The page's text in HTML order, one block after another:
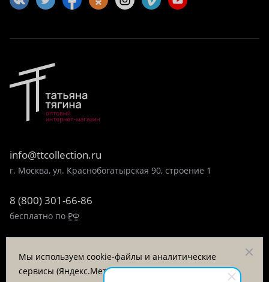
info@ttcollection.ru
г. Москва, ул. Краснобогатырская 90, строение 1
8 (800) 301-66-86
бесплатно по РФ
пн-пт 9:00-17:00
Мы используем cookie-файлы и аналитические
сервисы (Яндекс.Метрика, VK Retargeting) для